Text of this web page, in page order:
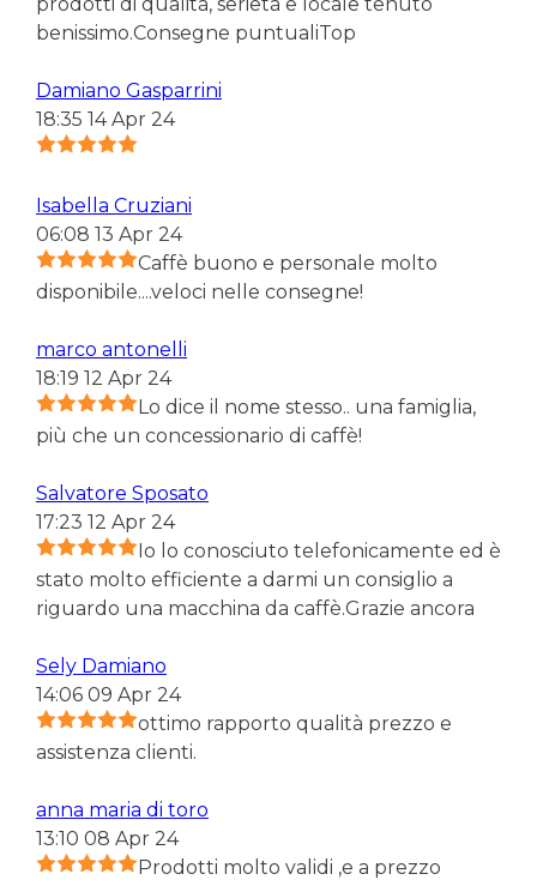
benissimo.Consegne puntualiTop
Damiano Gasparrini
18:35 14 Apr 24
Isabella Cruziani
06:08 13 Apr 24
Caffè buono e personale molto
disponibile....veloci nelle consegne!
marco antonelli
18:19 12 Apr 24
Lo dice il nome stesso.. una famiglia,
più che un concessionario di caffè!
Salvatore Sposato
17:23 12 Apr 24
Io lo conosciuto telefonicamente ed è
stato molto efficiente a darmi un consiglio a
riguardo una macchina da caffè.Grazie ancora
Sely Damiano
14:06 09 Apr 24
ottimo rapporto qualità prezzo e
assistenza clienti.
anna maria di toro
13:10 08 Apr 24
Prodotti molto validi ,e a prezzo